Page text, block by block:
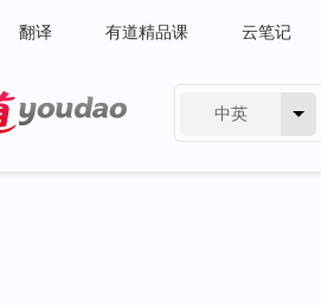
翻译 有道精品课 云笔记
中英